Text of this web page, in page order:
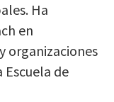
Ha
en
organizaciones
Escuela de